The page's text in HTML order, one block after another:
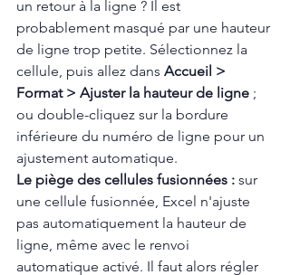
un retour à la ligne ? Il est
probablement masqué par une hauteur
de ligne trop petite. Sélectionnez la
cellule, puis allez dans Accueil >
Format > Ajuster la hauteur de ligne ;
ou double-cliquez sur la bordure
inférieure du numéro de ligne pour un
ajustement automatique.
Le piège des cellules fusionnées : sur
une cellule fusionnée, Excel n'ajuste
pas automatiquement la hauteur de
ligne, même avec le renvoi
automatique activé. Il faut alors régler